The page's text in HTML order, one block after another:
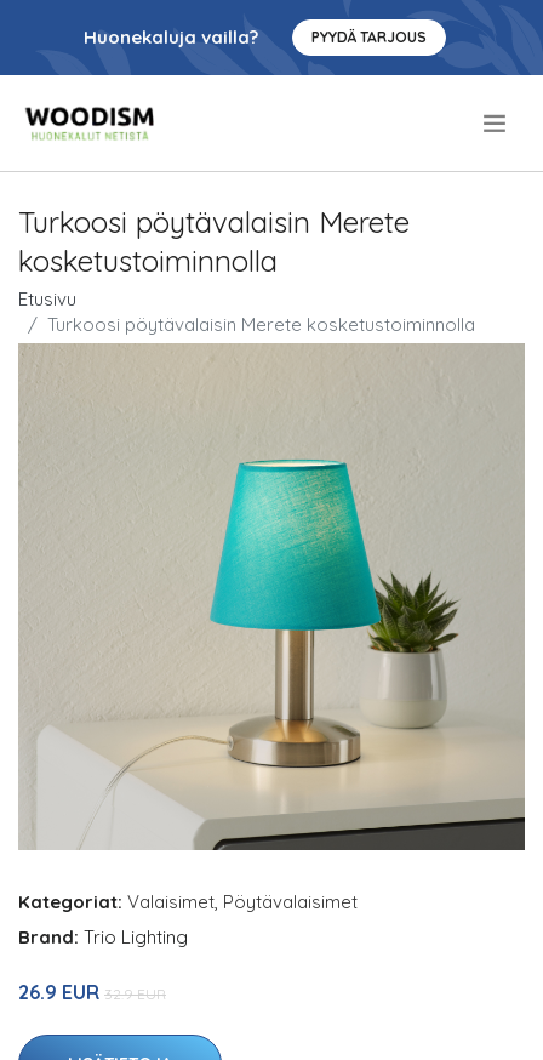
Huonekaluja vailla? PYYDÄ TARJOUS
Turkoosi pöytävalaisin Merete
kosketustoiminnolla
Etusivu
Turkoosi pöytävalaisin Merete kosketustoiminnolla
Kategoriat: Valaisimet, Pöytävalaisimet
Brand: Trio Lighting
26.9 EUR 32.9 EUR